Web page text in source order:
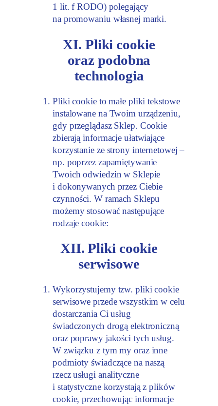
1 lit. f RODO) polegający
na promowaniu własnej marki.
XI. Pliki cookie
oraz podobna
technologia
Pliki cookie to małe pliki tekstowe
instalowane na Twoim urządzeniu,
gdy przeglądasz Sklep. Cookie
zbierają informacje ułatwiające
korzystanie ze strony internetowej –
np. poprzez zapamiętywanie
Twoich odwiedzin w Sklepie
i dokonywanych przez Ciebie
czynności. W ramach Sklepu
możemy stosować następujące
rodzaje cookie:
XII. Pliki cookie
serwisowe
Wykorzystujemy tzw. pliki cookie
serwisowe przede wszystkim w celu
dostarczania Ci usług
świadczonych drogą elektroniczną
oraz poprawy jakości tych usług.
W związku z tym my oraz inne
podmioty świadczące na naszą
rzecz usługi analityczne
i statystyczne korzystają z plików
cookie, przechowując informacje